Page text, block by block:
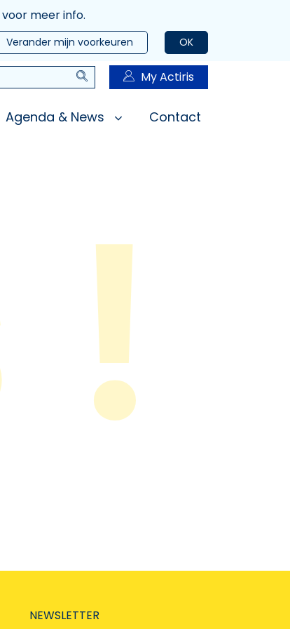
voor meer info.
OK
Verander mijn voorkeuren
Zoeken My Actiris
Agenda & News Contact
NEWSLETTER